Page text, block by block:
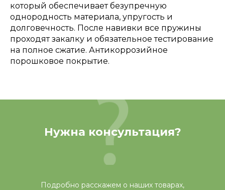
который обеспечивает безупречную
однородность материала, упругость и
долговечность. После навивки все пружины
проходят закалку и обязательное тестирование
на полное сжатие. Антикоррозийное
порошковое покрытие.
Нужна консультация?
Подробно расскажем о наших товарах,